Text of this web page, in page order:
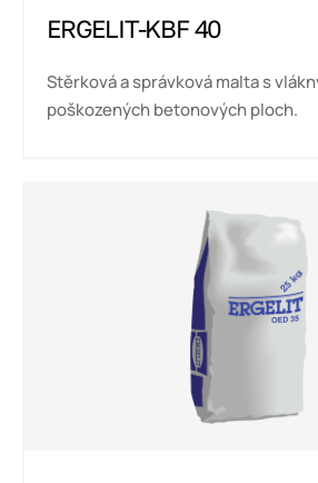
ERGELIT-KBF 40
Stěrková a správková malta s
poškozených betonových ploch.